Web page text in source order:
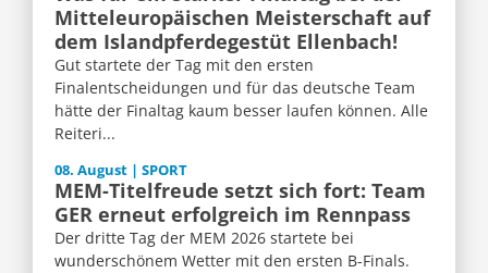
Mitteleuropäischen Meisterschaft auf
dem Islandpferdegestüt Ellenbach!
Gut startete der Tag mit den ersten
Finalentscheidungen und für das deutsche Team
hätte der Finaltag kaum besser laufen können. Alle
Reiteri...
08. August | SPORT
MEM-Titelfreude setzt sich fort: Team
GER erneut erfolgreich im Rennpass
Der dritte Tag der MEM 2026 startete bei
wunderschönem Wetter mit den ersten B-Finals.